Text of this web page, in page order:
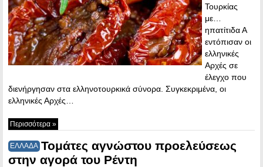
Τουρκίας
με…
ηπατίτιδα Α
εντόπισαν οι
ελληνικές
Αρχές σε
έλεγχο που
διενήργησαν στα ελληνοτουρκικά σύνορα. Συγκεκριμένα, οι
ελληνικές Αρχές…
Περισσότερα »
ΕΛΛΑΔΑ Τομάτες αγνώστου προελεύσεως
στην αγορά του Ρέντη